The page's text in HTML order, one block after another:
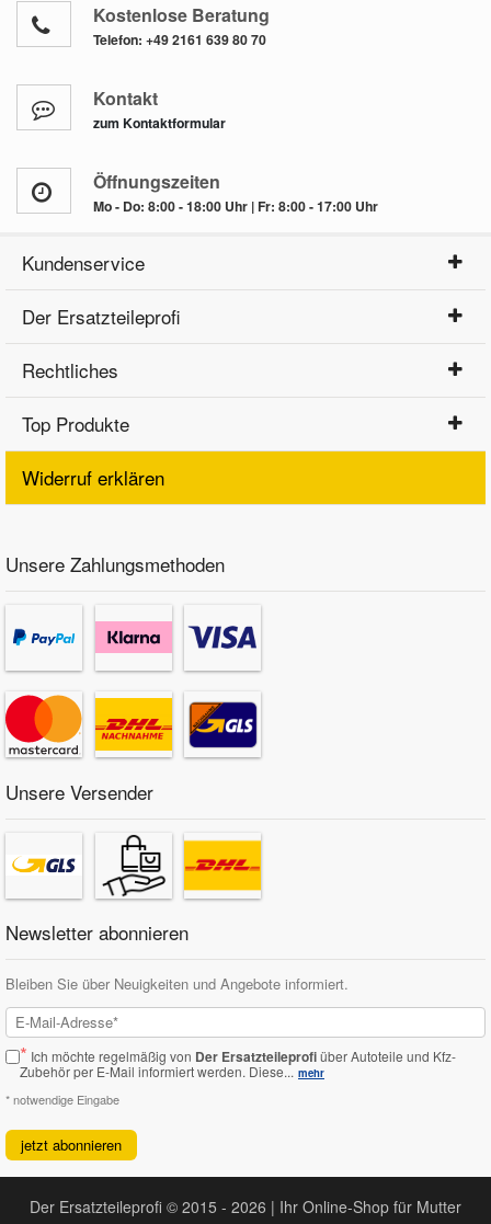
Kostenlose Beratung
Telefon: +49 2161 639 80 70
Kontakt
zum Kontaktformular
Öffnungszeiten
Mo - Do: 8:00 - 18:00 Uhr | Fr: 8:00 - 17:00 Uhr
Kundenservice
Der Ersatzteileprofi
Rechtliches
Top Produkte
Widerruf erklären
Unsere Zahlungsmethoden
Unsere Versender
Newsletter abonnieren
Bleiben Sie über Neuigkeiten und Angebote informiert.
* Ich möchte regelmäßig von Der Ersatzteileprofiüber Autoteile und Kfz-
Zubehör per E-Mail informiert werden. Diese... mehr
* notwendige Eingabe
jetzt abonnieren
Der Ersatzteileprofi © 2015 - 2026 | Ihr Online-Shop für Mutter